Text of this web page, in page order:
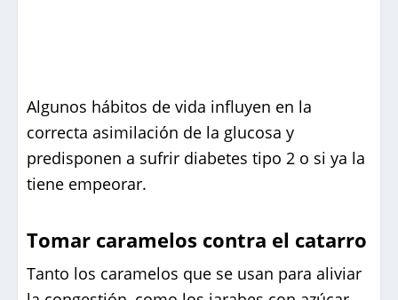
Algunos hábitos de vida influyen en la
correcta asimilación de la glucosa y
predisponen a sufrir diabetes tipo 2 o si ya la
tiene empeorar.
Tomar caramelos contra el catarro
Tanto los caramelos que se usan para aliviar